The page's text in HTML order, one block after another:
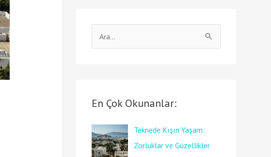
c
f
o
En Çok Okunanlar:
Teknede Kışın Yaşam:
Zorluklar ve Güzellikler